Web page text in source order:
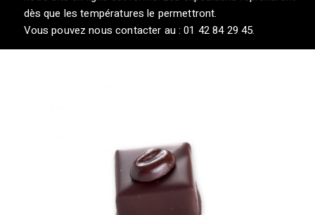
dès que les températures le permettront.
Vous pouvez nous contacter au : 01 42 84 29 45.